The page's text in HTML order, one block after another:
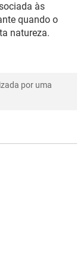
às
quando o
natureza.
por uma